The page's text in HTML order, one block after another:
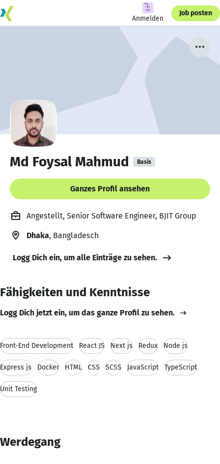
Anmelden
Job posten
Md Foysal Mahmud Basis
Ganzes Profil ansehen
Angestellt, Senior Software Engineer, BJIT Group
Dhaka, Bangladesch
Logg Dich ein, um alle Einträge zu sehen.
Fähigkeiten und Kenntnisse
Logg Dich jetzt ein, um das ganze Profil zu sehen.
Front-End Development React JS Next js Redux Node js
Express js Docker HTML CSS SCSS JavaScript TypeScript
Unit Testing
Werdegang